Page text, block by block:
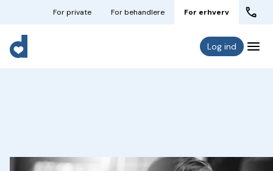
For private For behandlere For erhverv
Log ind